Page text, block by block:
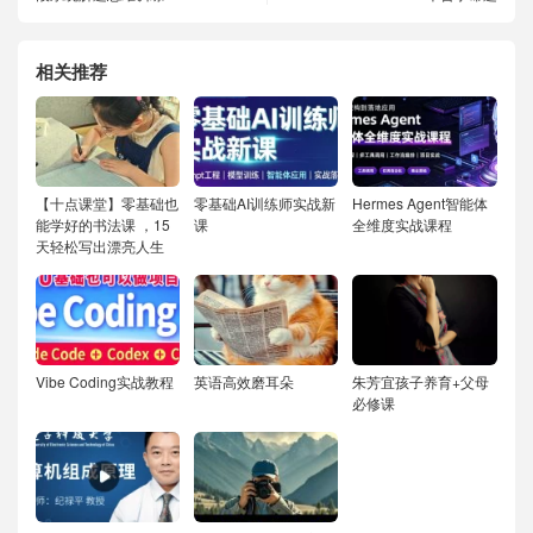
相关推荐
【十点课堂】零基础也
能学好的书法课 ，15
天轻松写出漂亮人生
零基础AI训练师实战新
课
Hermes Agent智能体
全维度实战课程
Vibe Coding实战教程 英语高效磨耳朵
朱芳宜孩子养育+父母
必修课